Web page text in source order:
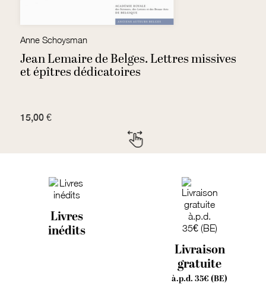
Anne Schoysman
Jean Lemaire de Belges. Lettres missives
et épîtres dédicatoires
15,00 €
Livres
inédits
Livraison
gratuite
à.p.d. 35€ (BE)